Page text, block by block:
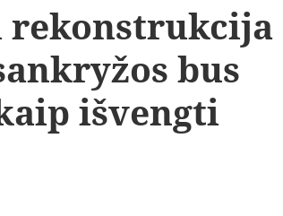
rekonstrukcija
bus
išvengti